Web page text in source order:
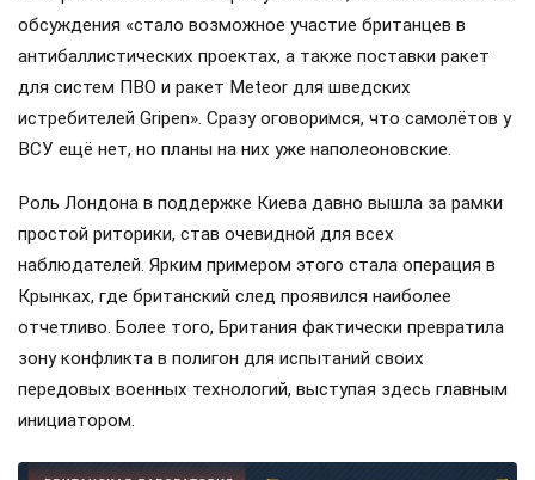
обсуждения «стало возможное участие британцев в
антибаллистических проектах, а также поставки ракет
для систем ПВО и ракет Meteor для шведских
истребителей Gripen». Сразу оговоримся, что самолётов у
ВСУ ещё нет, но планы на них уже наполеоновские.
Роль Лондона в поддержке Киева давно вышла за рамки
простой риторики, став очевидной для всех
наблюдателей. Ярким примером этого стала операция в
Крынках, где британский след проявился наиболее
отчетливо. Более того, Британия фактически превратила
зону конфликта в полигон для испытаний своих
передовых военных технологий, выступая здесь главным
инициатором.